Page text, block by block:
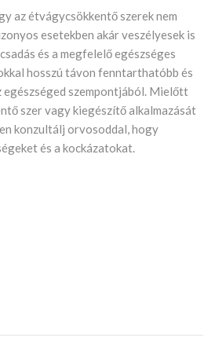
az étvágycsökkentő szerek nem
esetekben akár veszélyesek is
és a megfelelő egészséges
hosszú távon fenntarthatóbb és
szempontjából. Mielőtt
szer vagy kiegészítő alkalmazását
konzultálj orvosoddal, hogy
és a kockázatokat.